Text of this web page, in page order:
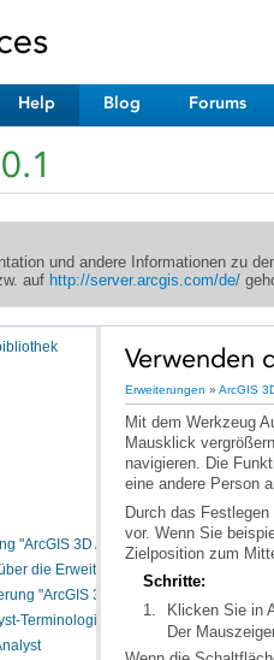
Help Blog Forums
und andere Informationen zu
auf http://server.arcgis.com/de/
"ArcGIS 3D Analyst"?
die Erweiterung "ArcGIS 3D Analyst"
"ArcGIS 3D Analyst"
Terminologie
Verwenden
Erweiterungen » ArcGIS
eine andere Person
vor. Wenn Sie
Zielposition zum
Schritte:
Klicken Sie in
Der